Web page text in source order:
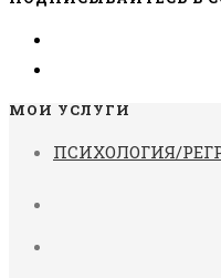
МОИ УСЛУГИ
ПСИХОЛОГИЯ/